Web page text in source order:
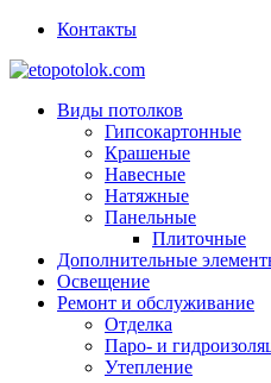
Контакты
Виды потолков
Гипсокартонные
Крашеные
Навесные
Натяжные
Панельные
Плиточные
Дополнительные
Освещение
Ремонт и обслуживание
Отделка
Паро- и
Утепление